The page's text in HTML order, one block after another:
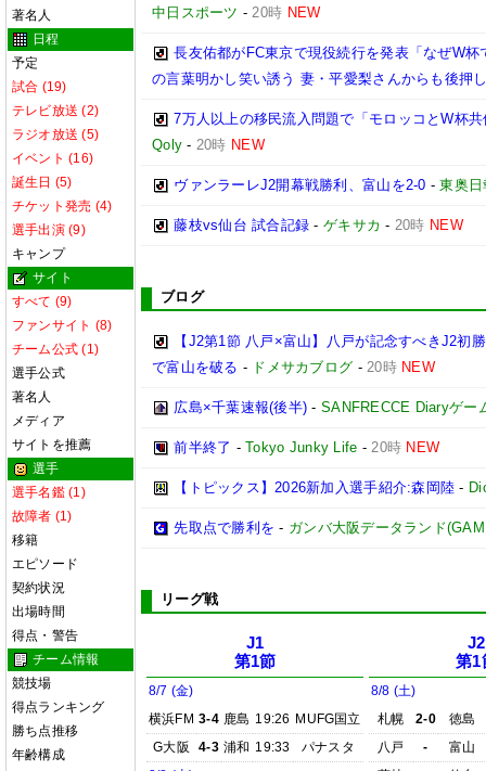
著名人
日程
予定
試合 (19)
テレビ放送 (2)
ラジオ放送 (5)
イベント (16)
誕生日 (5)
チケット発売 (4)
選手出演 (9)
キャンプ
サイト
すべて (9)
ファンサイト (8)
チーム公式 (1)
選手公式
著名人
メディア
サイトを推薦
選手
選手名鑑 (1)
故障者 (1)
移籍
エピソード
契約状況
出場時間
得点・警告
チーム情報
競技場
得点ランキング
勝ち点推移
年齢構成
中日スポーツ -20時 NEW
長友佑都がFC東京で現役続行を発表「なぜW
の言葉明かし笑い誘う 妻・平愛梨さんからも後押
7万人以上の移民流入問題で「モロッコとW杯
Qoly - 20時 NEW
ヴァンラーレJ2開幕戦勝利、富山を2-0 -東奥日
藤枝vs仙台 試合記録 -ゲキサカ - 20時 NEW
ブログ
【J2第1節 八戸×富山】八戸が記念すべきJ2初
で富山を破る - ドメサカブログ -20時 NEW
広島×千葉速報(後半) -SANFRECCE Diaryゲー
前半終了 -Tokyo Junky Life -20時 NEW
【トピックス】2026新加入選手紹介:森岡陸 -
先取点で勝利を - ガンバ大阪データランド
リーグ戦
J1
第1節
8/7 (金)
横浜FM 3-4 鹿島 19:26 MUFG国立
G大阪
4-3 浦和 19:33
パナスタ
J2
第1
8/8 (土)
札幌
2-0
徳島
八戸
-
富山